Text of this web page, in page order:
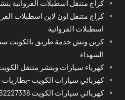
كراج متنقل اسطبلات الفروانية
كراج متنقل اون لاين اسطبلات
اسطبلات الفروانية
كرين ونش خدمة طريق بالكويت
الشهداء
كهرباء سيارات وبنشر متنقل
كهربائي سيارات الكويت -بطاريات -
كهربائي سيارات الكويت 52227338